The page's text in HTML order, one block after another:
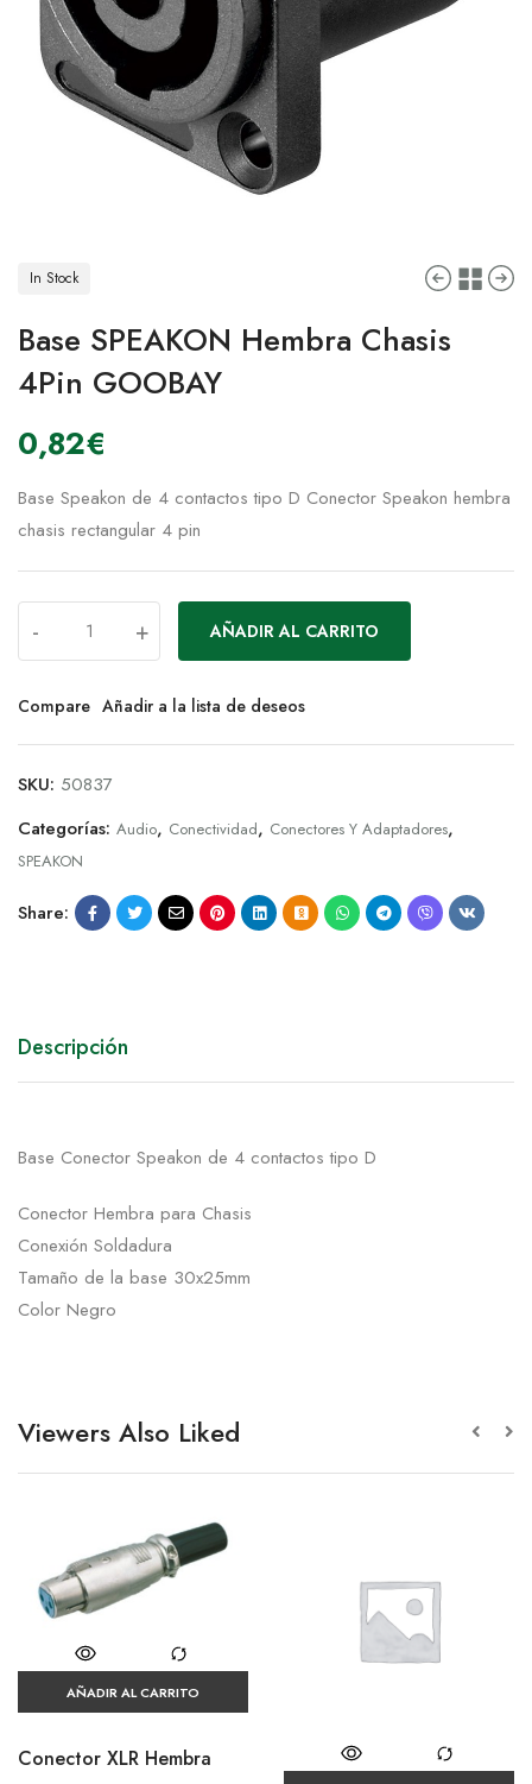
In Stock
Base SPEAKON Hembra Chasis
4Pin GOOBAY
0,82€
Base Speakon de 4 contactos tipo D Conector Speakon hembra
chasis rectangular 4 pin
- + AÑADIR AL CARRITO
Compare Añadir a la lista de deseos
SKU: 50837
Categorías: Audio, Conectividad, Conectores Y Adaptadores,
SPEAKON
Share:
Descripción
Base Conector Speakon de 4 contactos tipo D
Conector Hembra para Chasis
Conexión Soldadura
Tamaño de la base 30x25mm
Color Negro
Viewers Also Liked
AÑADIR AL CARRITO
Conector XLR Hembra